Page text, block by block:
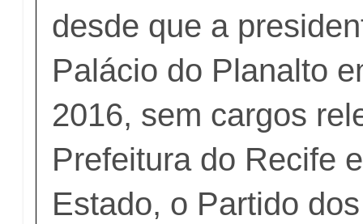
desde que a
Palácio do Planalto
2016, sem cargos
Prefeitura do Recife
Estado, o Partido